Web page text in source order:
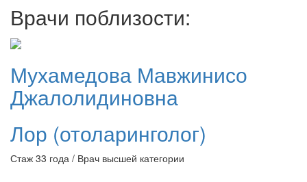
Врачи поблизости:
Мухамедова Мавжинисо
Джалолидиновна
Лор (отоларинголог)
Стаж 33 года / Врач высшей категории